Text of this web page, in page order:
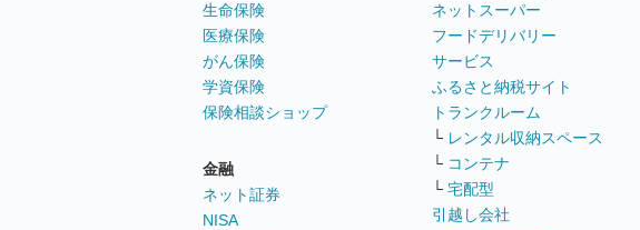
生命保険
医療保険
がん保険
学資保険
保険相談ショップ
金融
ネット証券
NISA
ネットスーパー
フードデリバリー
サービス
ふるさと納税サイト
トランクルーム
└ レンタル収納スペース
└ コンテナ
└ 宅配型
引越し会社